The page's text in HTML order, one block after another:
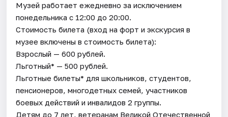
Музей работает ежедневно за исключением
понедельника с 12:00 до 20:00.
Стоимость билета (вход на форт и экскурсия в
музее включены в стоимость билета):
Взрослый — 600 рублей.
Льготный* — 500 рублей.
Льготные билеты* для школьников, студентов,
пенсионеров, многодетных семей, участников
боевых действий и инвалидов 2 группы.
Детям до 7 лет, ветеранам Великой Отечественной